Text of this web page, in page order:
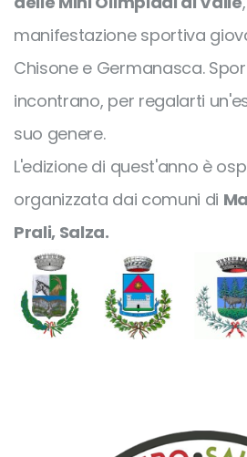
manifestazione sportiva
Chisone e Germanasca.
incontrano, per regalarti
suo genere.
L'edizione di quest'anno è
organizzata dai comuni di
Prali, Salza.